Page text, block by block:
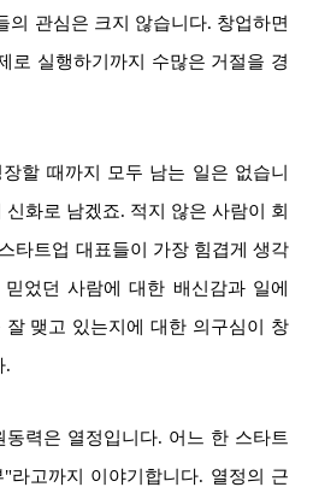
의 관심은 크지 않습니다. 창업하면
로 실행하기까지 수많은 거절을 경
할 때까지 모두 남는 일은 없습니
화로 남겠죠. 적지 않은 사람이 회
타트업 대표들이 가장 힘겹게 생각
었던 사람에 대한 배신감과 일에
맺고 있는지에 대한 의구심이 창
.
력은 열정입니다. 어느 한 스타트
라고까지 이야기합니다. 열정의 근